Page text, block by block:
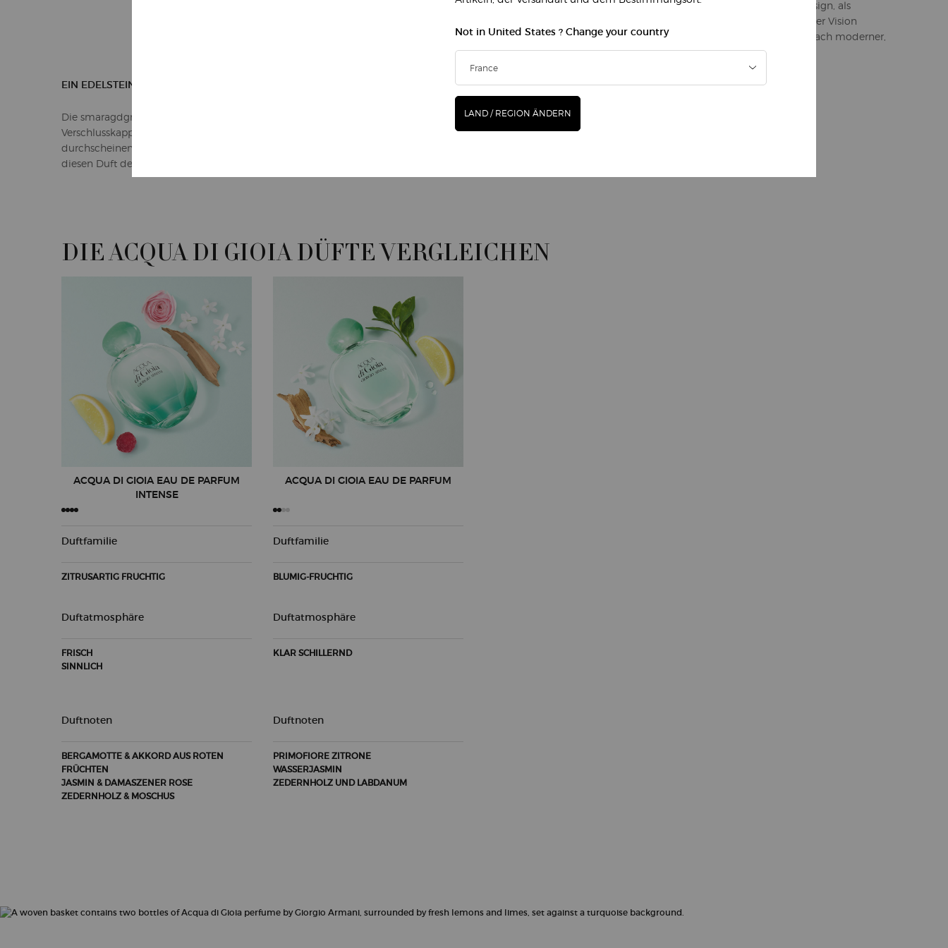
Formen der Natur. Ein klares, organisches Flakondesign, als
moderner Ausdruck von Giorgio Armanis ästhetischer Vision
natürlicher Eleganz. Eine Referenz an seine Suche nach moderner,
authentischer Weiblichkeit, die ihn inspiriert.
EIN EDELSTEIN
Die smaragdgrüne, wie ein Edelstein wirkende, abgerundete
Verschlusskappe vermittelt Gelassenheit und Optimismus. Ein
durchscheinendes Glas erzeugt perfekte Harmonie und schließt
diesen Duft der Freude ein.
DIE ACQUA DI GIOIA DÜFTE VERGLEICHEN
DIE ACQUA DI GIOIA DÜFTE VERGLEICHEN
ACQUA DI GIOIA EAU DE PARFUM
INTENSE
Duftfamilie
ZITRUSARTIG FRUCHTIG
Duftatmosphäre
FRISCH
SINNLICH
Duftnoten
BERGAMOTTE & AKKORD AUS ROTEN
FRÜCHTEN
JASMIN & DAMASZENER ROSE
ZEDERNHOLZ & MOSCHUS
ACQUA DI GIOIA EAU DE PARFUM
Duftfamilie
BLUMIG-FRUCHTIG
Duftatmosphäre
KLAR SCHILLERND
Duftnoten
PRIMOFIORE ZITRONE
WASSERJASMIN
ZEDERNHOLZ UND LABDANUM
Not in United States ? Change your country
LAND / REGION ÄNDERN